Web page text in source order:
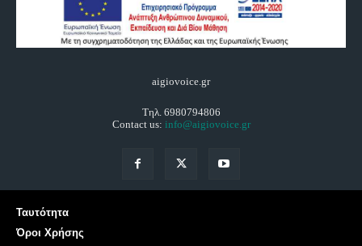
aigiovoice.gr
Τηλ. 6980794806
Contact us: info@aigiovoice.gr
Ταυτότητα
Όροι Χρήσης